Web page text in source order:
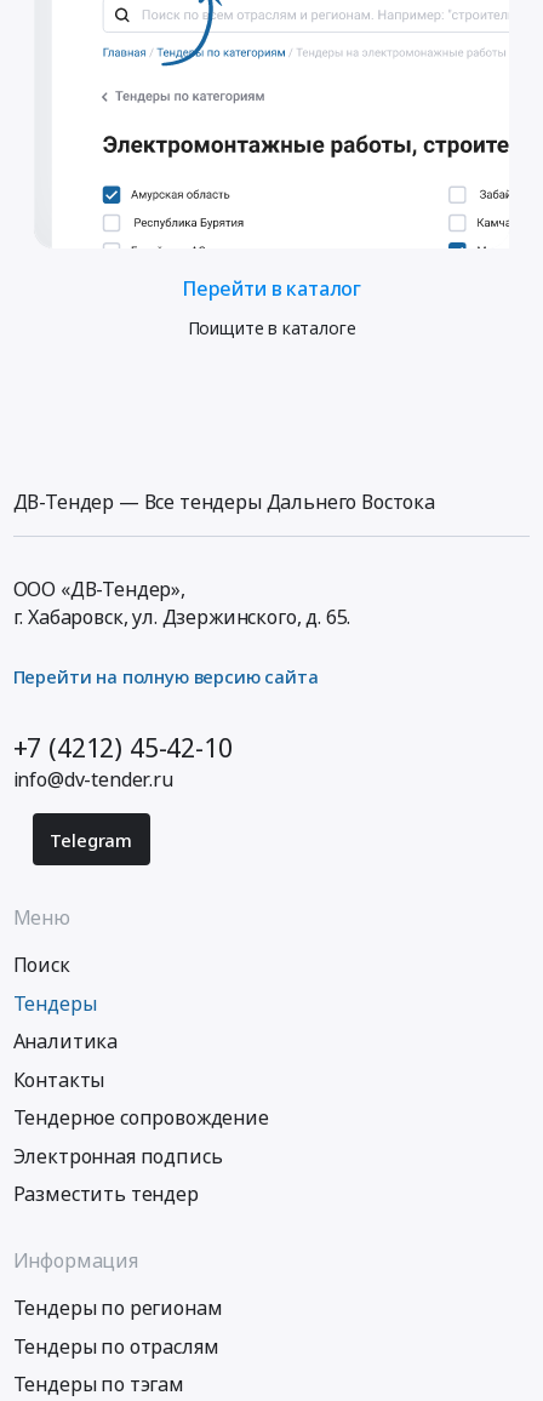
Перейти в каталог
Поищите в каталоге
ДВ-Тендер — Все тендеры Дальнего Востока
ООО «ДВ-Тендер»,
г. Хабаровск,ул. Дзержинского, д. 65.
Перейти на полную версию сайта
+7 (4212) 45-42-10
info@dv-tender.ru
Telegram
Меню
Поиск
Тендеры
Аналитика
Контакты
Тендерное сопровождение
Электронная подпись
Разместить тендер
Информация
Тендеры по регионам
Тендеры по отраслям
Тендеры по тэгам